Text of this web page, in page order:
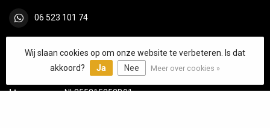
06 523 101 74
info@bacorhoutkachels.nl
63390450
btw-nummer:NL855215252B01
Wij slaan cookies op om onze website te verbeteren. Is dat
akkoord?
Ja Nee Meer over cookies »